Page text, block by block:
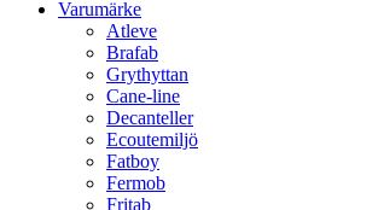
Varumärke
Atleve
Brafab
Grythyttan
Cane-line
Decanteller
Ecoutemiljö
Fatboy
Fermob
Fritab